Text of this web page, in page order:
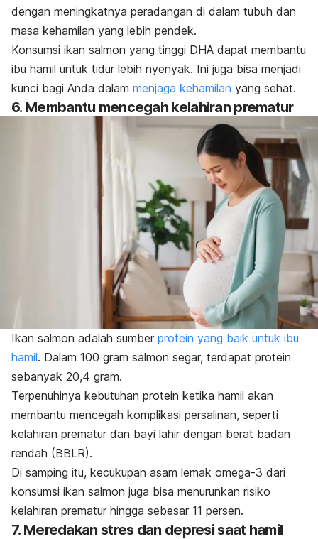
dengan meningkatnya peradangan di dalam tubuh dan
masa kehamilan yang lebih pendek.
Konsumsi ikan salmon yang tinggi DHA dapat membantu
ibu hamil untuk tidur lebih nyenyak. Ini juga bisa menjadi
kunci bagi Anda dalam menjaga kehamilan yang sehat.
6. Membantu mencegah kelahiran prematur
Ikan salmon adalah sumber protein yang baik untuk ibu
hamil. Dalam 100 gram salmon segar, terdapat protein
sebanyak 20,4 gram.
Terpenuhinya kebutuhan protein ketika hamil akan
membantu mencegah komplikasi persalinan, seperti
kelahiran prematur dan bayi lahir dengan berat badan
rendah (BBLR).
Di samping itu, kecukupan asam lemak omega-3 dari
konsumsi ikan salmon juga bisa menurunkan risiko
kelahiran prematur hingga sebesar 11 persen.
7. Meredakan stres dan depresi saat hamil